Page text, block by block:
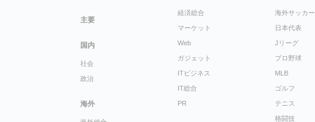
主要
国内
社会
政治
海外
経済総合
マーケット
Web
ガジェット
ITビジネス
IT総合
PR
海外サッカー
日本代表
Jリーグ
プロ野球
MLB
ゴルフ
テニス
格闘技